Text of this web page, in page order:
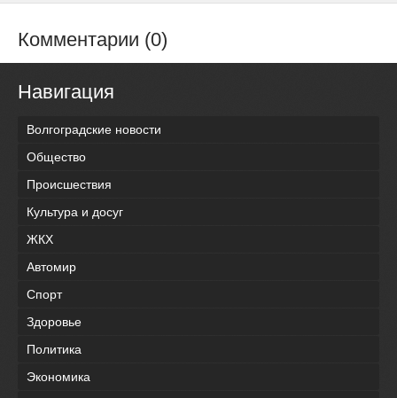
Комментарии (0)
Навигация
Волгоградские новости
Общество
Происшествия
Культура и досуг
ЖКХ
Автомир
Спорт
Здоровье
Политика
Экономика